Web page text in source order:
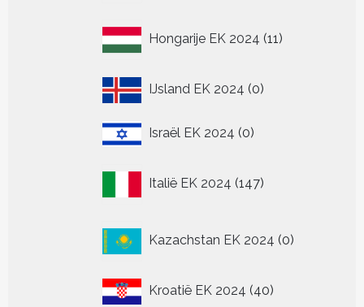
Hongarije EK 2024 11
producten
IJsland EK 2024 00
Israël EK 2024 00
Italië EK 2024 147
producten
Kazachstan EK 2024 0
producten
Kroatië EK 2024 4040